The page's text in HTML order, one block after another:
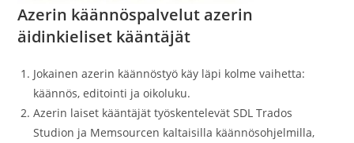
Azerin käännöspalvelut azerin
äidinkieliset kääntäjät
Jokainen azerin käännöstyö käy läpi kolme vaihetta:
käännös, editointi ja oikoluku.
Azerin laiset kääntäjät työskentelevät SDL Trados
Studion ja Memsourcen kaltaisilla käännösohjelmilla,